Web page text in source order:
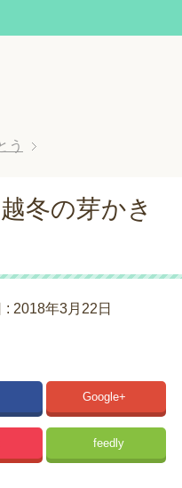
う
冬の芽かき
: 2018年3月22日
Google+
feedly